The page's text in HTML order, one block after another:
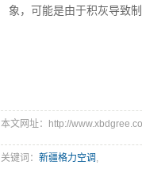
象，可能是由于积灰导致
本文网址：http://
关键词： 新疆格力空调 ,